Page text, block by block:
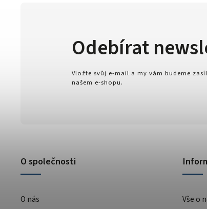
O společnosti
O nás Vše o
Odebírat
Vložte svůj e-mail a my vám budeme
našem e-shopu.